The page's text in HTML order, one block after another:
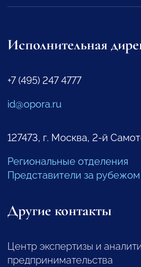
Исполнительная
+7 (495) 247 4777
id@opora.ru
127473, г. Москва, 2-й
Региональные отделения
Представители за рубежом
Другие контакты
Центр экспертизы и
предпринимательства